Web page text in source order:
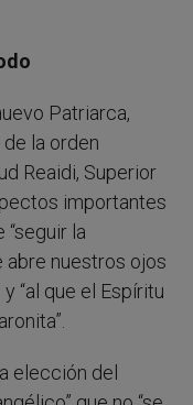
Patriarca,
la orden
Reaidi, Superior
importantes
la
abre nuestros ojos
“al que el Espíritu
elección del